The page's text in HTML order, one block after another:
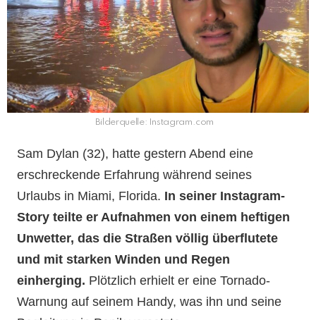
Bilderquelle: Instagram.com
Sam Dylan (32), hatte gestern Abend eine
erschreckende Erfahrung während seines
Urlaubs in Miami, Florida. In seiner Instagram-
Story teilte er Aufnahmen von einem heftigen
Unwetter, das die Straßen völlig überflutete
und mit starken Winden und Regen
einherging. Plötzlich erhielt er eine Tornado-
Warnung auf seinem Handy, was ihn und seine